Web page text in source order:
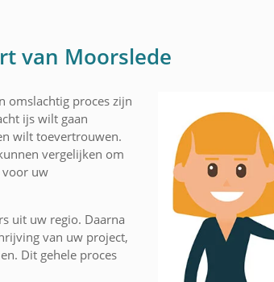
van Moorslede
omslachtig proces zijn
ijs wilt gaan
wilt toevertrouwen.
vergelijken om
voor uw
uit uw regio. Daarna
van uw project,
Dit gehele proces